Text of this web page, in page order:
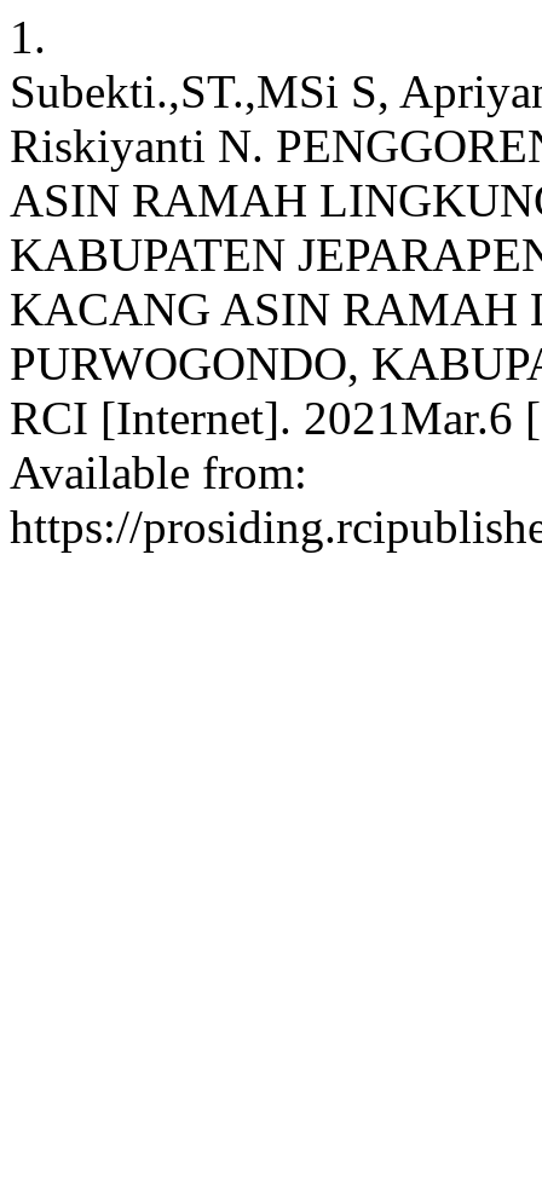
1.
Subekti.,ST.,MSi S,
Riskiyanti N.
ASIN RAMAH
KABUPATEN
KACANG ASIN RAMAH
PURWOGONDO,
RCI [Internet]. 2021Mar.6
Available from:
https://